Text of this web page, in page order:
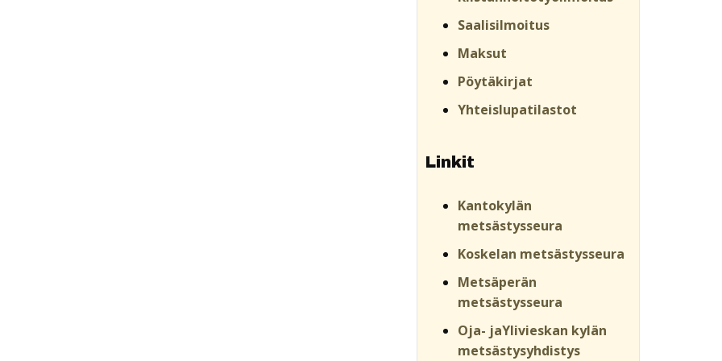
Saalisilmoitus
Maksut
Pöytäkirjat
Yhteislupatilastot
Linkit
Kantokylän
metsästysseura
Koskelan metsästysseura
Metsäperän
metsästysseura
Oja- jaYlivieskan kylän
metsästysyhdistys